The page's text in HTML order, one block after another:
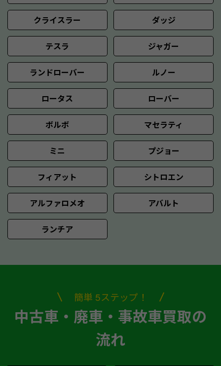
クライスラー ダッジ
テスラ ジャガー
ランドローバー ルノー
ロータス ローバー
ボルボ マセラティ
ミニ プジョー
フィアット シトロエン
アルファロメオ アバルト
ランチア
簡単 5ステップ！
中古車・廃車・事故車買取の
流れ